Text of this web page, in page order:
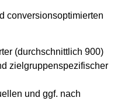
conversionsoptimierten
(durchschnittlich 900)
zielgruppenspezifischer
und ggf. nach